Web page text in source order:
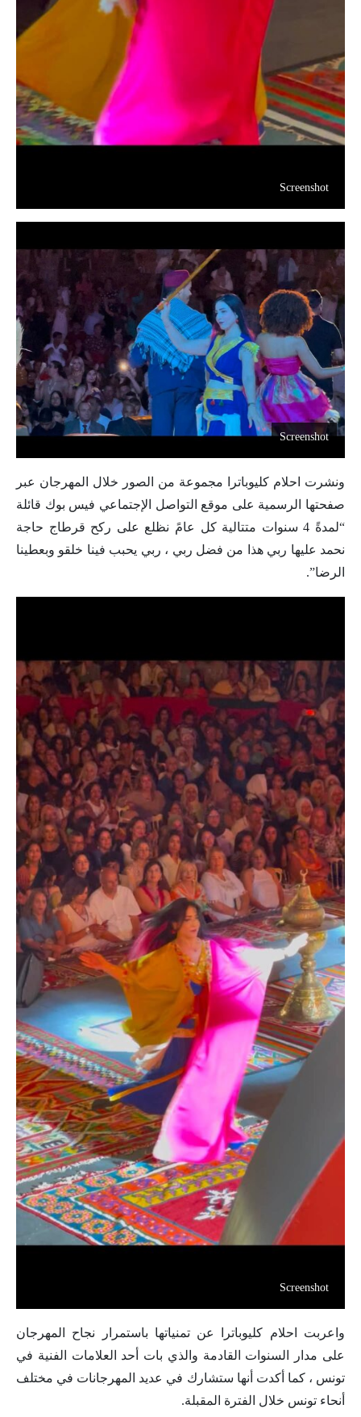
Screenshot
Screenshot
ونشرت احلام كليوباترا مجموعة من الصور خلال المهرجان عبر
صفحتها الرسمية على موقع التواصل الإجتماعي فيس بوك قائلة
“لمدةً 4 سنوات متتالية كل عامً نظلع على ركح قرطاج حاجة
نحمد عليها ربي هذا من فضل ربي ، ربي يحبب فينا خلقو وبعطينا
الرضا”.
Screenshot
واعربت احلام كليوباترا عن تمنياتها باستمرار نجاح المهرجان
على مدار السنوات القادمة والذي بات أحد العلامات الفنية في
تونس ، كما أكدت أنها ستشارك في عديد المهرجانات في مختلف
أنحاء تونس خلال الفترة المقبلة.